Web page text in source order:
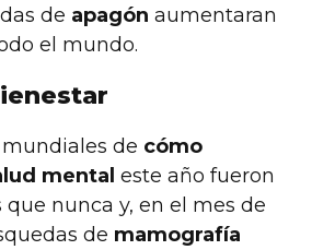
de apagón aumentaran
el mundo.
de cómo
mental este año fueron
nunca y, en el mes de
de mamografía